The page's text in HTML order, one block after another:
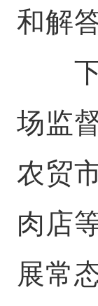
和解
下
场监
农贸
肉店
展常